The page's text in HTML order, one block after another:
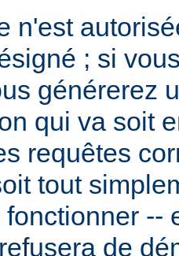
n'est
; si
générerez
qui va soit
requêtes
tout
--
de